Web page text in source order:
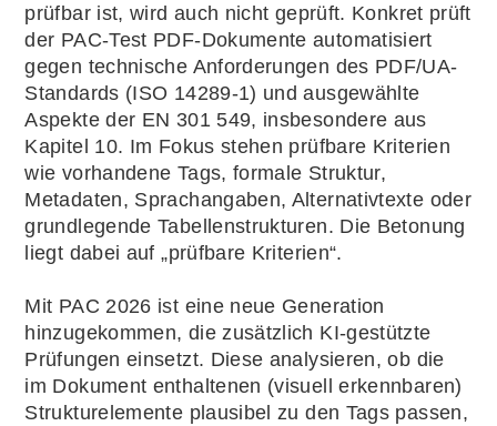
prüfbar ist, wird auch nicht geprüft. Konkret prüft
der PAC-Test PDF-Dokumente automatisiert
gegen technische Anforderungen des PDF/UA-
Standards (ISO 14289-1) und ausgewählte
Aspekte der EN 301 549, insbesondere aus
Kapitel 10. Im Fokus stehen prüfbare Kriterien
wie vorhandene Tags, formale Struktur,
Metadaten, Sprachangaben, Alternativtexte oder
grundlegende Tabellenstrukturen. Die Betonung
liegt dabei auf „prüfbare Kriterien“.
Mit PAC 2026 ist eine neue Generation
hinzugekommen, die zusätzlich KI-gestützte
Prüfungen einsetzt. Diese analysieren, ob die
im Dokument enthaltenen (visuell erkennbaren)
Strukturelemente plausibel zu den Tags passen,